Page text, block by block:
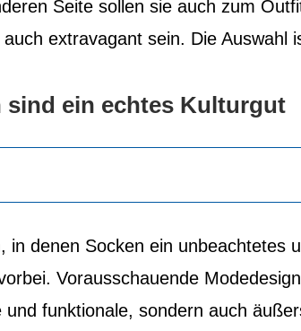
Seite sollen sie auch zum
extravagant sein. Die Auswahl
sind ein echtes Kulturgut
in denen Socken ein unbeachtetes
Vorausschauende
und funktionale, sondern auch